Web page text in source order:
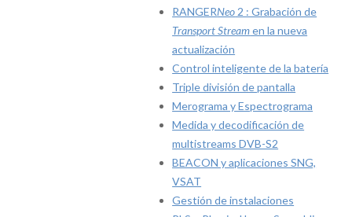
RANGERNeo 2 : Grabación de
Transport Streamen la nueva
actualización
Control inteligente de la batería
Triple división de pantalla
Merograma y Espectrograma
Medida y decodificación de
multistreams DVB-S2
BEACON y aplicaciones SNG,
VSAT
Gestión de instalaciones